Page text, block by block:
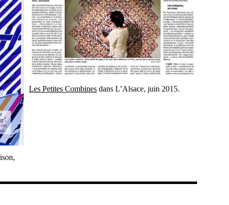
Les Petites Combines dans L’Alsace, juin 2015.